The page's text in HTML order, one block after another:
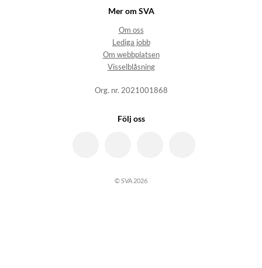
Mer om SVA
Om oss
Lediga jobb
Om webbplatsen
Visselblåsning
Org. nr. 2021001868
Följ oss
© SVA 2026